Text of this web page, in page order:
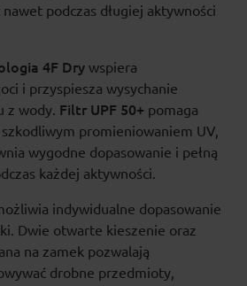
podczas długiej aktywności
4F Dry wspiera
i przyspiesza wysychanie
z wody. Filtr UPF 50+ pomaga
promieniowaniem UV,
wygodne dopasowanie i pełną
każdej aktywności.
indywidualne dopasowanie
Dwie otwarte kieszenie oraz
na zamek pozwalają
drobne przedmioty,